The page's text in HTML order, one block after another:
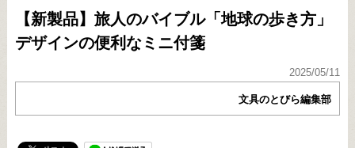
【新製品】旅人のバイブル「地球の歩き方」
デザインの便利なミニ付箋
2025/05/11
文具のとびら編集部